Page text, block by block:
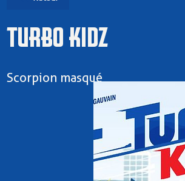
TURBO KIDZ
Scorpion masqué